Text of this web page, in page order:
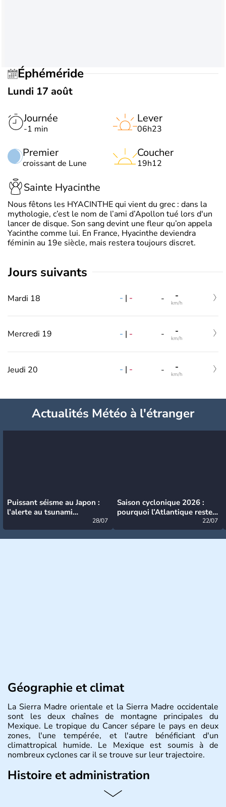
Éphéméride
Lundi 17 août
Journée
-1 min
Premier
croissant de Lune
Lever
06h23
Coucher
19h12
Sainte Hyacinthe
Nous fêtons les HYACINTHE qui vient du grec : dans la
mythologie, c’est le nom de l’ami d’Apollon tué lors d'un
lancer de disque. Son sang devint une fleur qu’on appela
Yacinthe comme lui. En France, Hyacinthe deviendra
féminin au 19e siècle, mais restera toujours discret.
jours suivants
Mardi 18 - | - - -
km/h
Mercredi 19 - | - - -
km/h
Jeudi 20 - | - - -
km/h
Actualités Météo à l'étranger
Puissant séisme au Japon :
l’alerte au tsunami
28/07
Saison cyclonique 2026 :
pourquoi l’Atlantique reste
22/07
Géographie et climat
La Sierra Madre orientale et la Sierra Madre occidentale
sont les deux chaînes de montagne principales du
Mexique. Le tropique du Cancer sépare le pays en deux
zones, l'une tempérée, et l'autre bénéficiant d'un
climattropical humide. Le Mexique est soumis à de
nombreux cyclones car il se trouve sur leur trajectoire.
Histoire et administration
Bordé au Sud par le Guatemala et le Belize, le Mexique